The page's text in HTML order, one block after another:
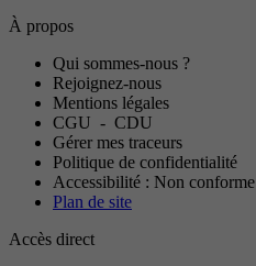
À propos
Qui sommes-nous ?
Rejoignez-nous
Mentions légales
CGU - CDU
Gérer mes traceurs
Politique de confidentialité
Accessibilité : Non conforme
Plan de site
Accès direct